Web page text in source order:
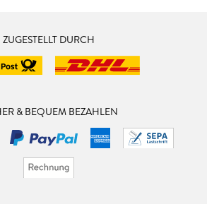
ZUGESTELLT DURCH
& BEQUEM BEZAHLEN